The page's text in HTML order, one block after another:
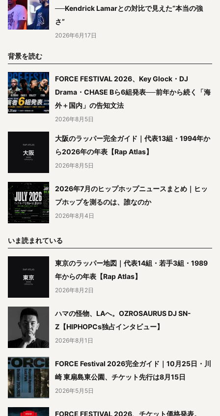
──Kendrick Lamarとの対比で見えた“本当の強
さ”
2026年6月17日
背景を読む
FORCE FESTIVAL 2026、Key Glock・DJ
Drama・CHASE Bら6組発表──前年から続く「海
外＋国内」の告知文法
2026年8月5日
大阪のラッパー完全ガイド｜代表13組・1994年か
ら2026年の年表【Rap Atlas】
2026年8月5日
2026年7月のヒップホップニュースまとめ｜ヒッ
プホップを測るのは、誰なのか
2026年8月4日
いま読まれている
東京のラッパー地図｜代表14組・若手3組・1989
年からの年表【Rap Atlas】
2026年8月2日
ハマの怪物、LAへ。OZROSAURUS DJ SN-
Z【HIPHOPCs独占インタビュー】
2026年8月1日
FORCE Festival 2026完全ガイド｜10月25日・川
崎 東扇島東公園、チケット先行は8月15日
2026年5月5日
FORCE FESTIVAL 2026、チケット価格発表。